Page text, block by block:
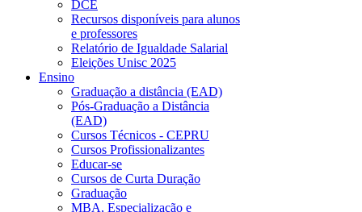
DCE
Recursos disponíveis para alunos
e professores
Relatório de Igualdade Salarial
Eleições Unisc 2025
Ensino
Graduação a distância (EAD)
Pós-Graduação a Distância
(EAD)
Cursos Técnicos - CEPRU
Cursos Profissionalizantes
Educar-se
Cursos de Curta Duração
Graduação
MBA, Especialização e